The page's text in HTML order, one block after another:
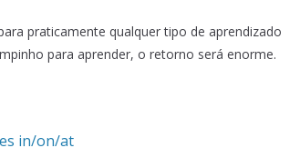
praticamente qualquer tipo de aprendizado
para aprender, o retorno será enorme.
in/on/at